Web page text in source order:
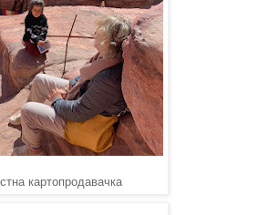
картопродавачка